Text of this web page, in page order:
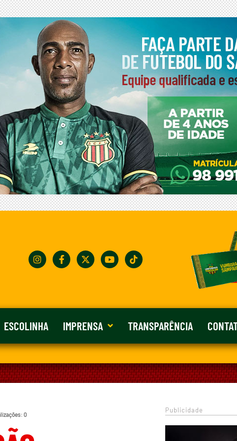
ESCOLINHA IMPRENSA TRANSPARÊNCIA
0
Publicidade